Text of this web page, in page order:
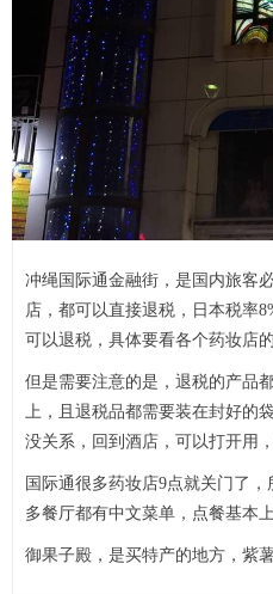
冲绳国际通金融街，是国内旅客
店，都可以直接退税，日本税率
可以退税，具体要看各个药妆店的
但是需要注意的是，退税的产品
上，且退税品都需要装在封好的
没关系，回到酒店，可以打开用
国际通很多药妆店9点就关门了
多餐厅都有中文菜单，点餐基本
御果子殿，是买特产的地方，紫